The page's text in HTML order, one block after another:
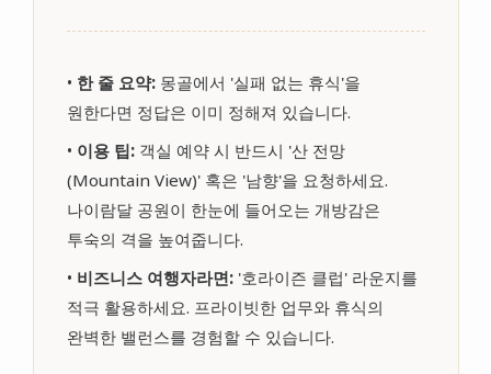
• 한 줄 요약:몽골에서 '실패 없는 휴식'을
원한다면 정답은 이미 정해져 있습니다.
• 이용 팁:객실 예약 시 반드시 '산 전망
(Mountain View)' 혹은 '남향'을 요청하세요.
나이람달 공원이 한눈에 들어오는 개방감은
투숙의 격을 높여줍니다.
• 비즈니스 여행자라면:'호라이즌 클럽' 라운지를
적극 활용하세요. 프라이빗한 업무와 휴식의
완벽한 밸런스를 경험할 수 있습니다.